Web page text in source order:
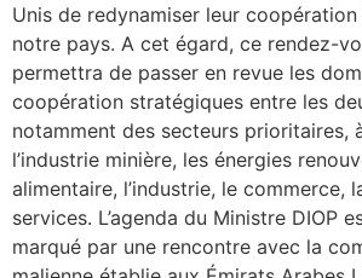
Unis de redynamiser leur
notre pays. A cet égard, ce rendez-
permettra de passer en revue les
coopération stratégiques entre les
notamment des secteurs prioritaires,
l’industrie minière, les énergies
alimentaire, l’industrie, le commerce,
services. L’agenda du Ministre DIOP
marqué par une rencontre avec la